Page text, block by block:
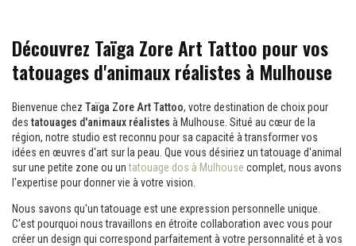
Découvrez Taïga Zore Art Tattoo pour vos
tatouages d'animaux réalistes à Mulhouse
Bienvenue chez Taïga Zore Art Tattoo, votre destination de choix pour
des tatouages d'animaux réalistes à Mulhouse. Situé au cœur de la
région, notre studio est reconnu pour sa capacité à transformer vos
idées en œuvres d'art sur la peau. Que vous désiriez un tatouage d'animal
sur une petite zone ou untatouage dos à Mulhouse complet, nous avons
l'expertise pour donner vie à votre vision.
Nous savons qu'un tatouage est une expression personnelle unique.
C'est pourquoi nous travaillons en étroite collaboration avec vous pour
créer un design qui correspond parfaitement à votre personnalité et à vos